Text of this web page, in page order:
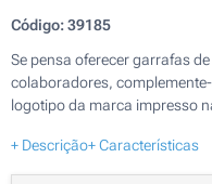
Código:39185
Se pensa oferecer garrafas
colaboradores,
logotipo da marca impresso
+ Descrição+ Características